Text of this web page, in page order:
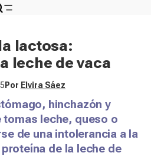
lactosa:
leche de vaca
Por Elvira Sáez
hinchazón y
tomas leche, queso o
de una intolerancia a la
de la leche de